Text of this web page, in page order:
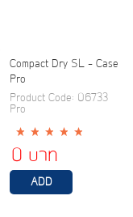
Compact Dry SL - Case
Pro
Product Code: 06733
Pro
0 บาท